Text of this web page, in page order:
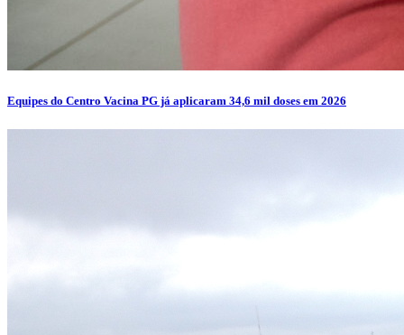
Equipes do Centro Vacina PG já aplicaram 34,6 mil doses em 2026